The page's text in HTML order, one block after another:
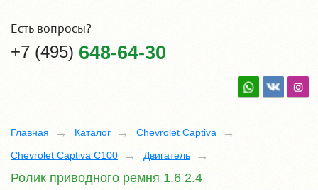
Есть вопросы?
+7 (495) 648-64-30
Главная Каталог
Chevrolet Captiva
Chevrolet Captiva C100
Двигатель
Ролик приводного ремня 1.6 2.4